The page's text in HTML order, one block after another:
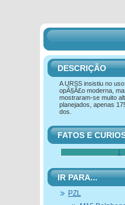
DESCRIÇÃO
A URSS insistiu no
opÃ§Ã£o moderna,
mostraram-se muito
planejados, apenas
dos.
FATOS E
1
IR PARA...
PZL